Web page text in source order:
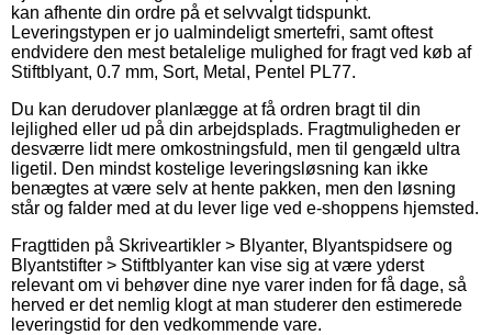
kan afhente din ordre på et selvvalgt tidspunkt.
Leveringstypen er jo ualmindeligt smertefri, samt oftest
endvidere den mest betalelige mulighed for fragt ved køb af
Stiftblyant, 0.7 mm, Sort, Metal, Pentel PL77.
Du kan derudover planlægge at få ordren bragt til din
lejlighed eller ud på din arbejdsplads. Fragtmuligheden er
desværre lidt mere omkostningsfuld, men til gengæld ultra
ligetil. Den mindst kostelige leveringsløsning kan ikke
benægtes at være selv at hente pakken, men den løsning
står og falder med at du lever lige ved e-shoppens hjemsted.
Fragttiden på Skriveartikler > Blyanter, Blyantspidsere og
Blyantstifter > Stiftblyanter kan vise sig at være yderst
relevant om vi behøver dine nye varer inden for få dage, så
herved er det nemlig klogt at man studerer den estimerede
leveringstid for den vedkommende vare.